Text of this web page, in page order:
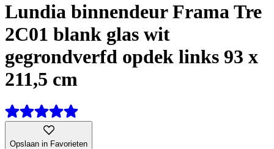
Lundia binnendeur Frama Tre
2C01 blank glas wit
gegrondverfd opdek links 93 x
211,5 cm
Opslaan in Favorieten